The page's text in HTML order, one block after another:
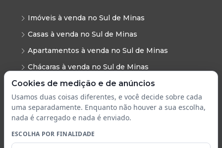
Imóveis à venda no Sul de Minas
Casas à venda no Sul de Minas
Apartamentos à venda no Sul de Minas
Chácaras à venda no Sul de Minas
Sítios à venda no Sul de Minas
Terrenos à venda no Sul de Minas
Lotes à venda no Sul de Minas
Galpões no Sul de Minas
Cookies de medição e de anúncios
Usamos duas coisas diferentes, e você decide sobre cada
uma separadamente. Enquanto não houver a sua escolha,
nada é carregado e nada é enviado.
ESCOLHA POR FINALIDADE